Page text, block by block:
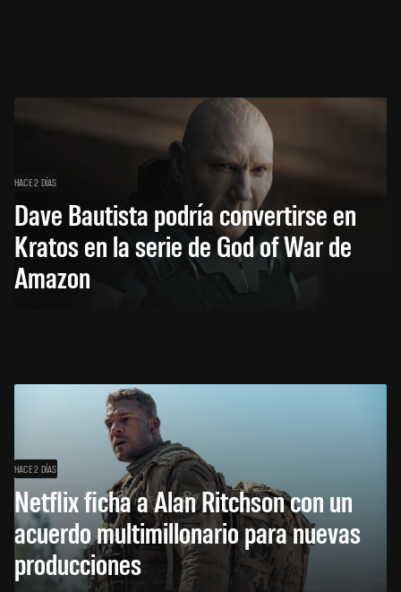
HACE 2 DÍAS
Dave Bautista podría convertirse en
Kratos en la serie de God of War de
Amazon
HACE 2 DÍAS
Netflix ficha a Alan Ritchson con un
acuerdo multimillonario para nuevas
producciones